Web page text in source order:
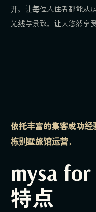
开，让每位入住者都能从
光线与景致，让人悠然享
依托丰富的集客成功经
栋别墅旅馆运营。
mysa
特点